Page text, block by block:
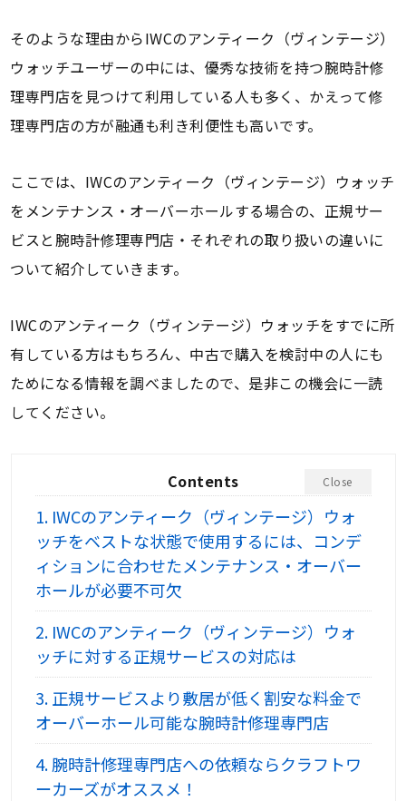
そのような理由からIWCのアンティーク（ヴィンテージ）
ウォッチユーザーの中には、優秀な技術を持つ腕時計修
理専門店を見つけて利用している人も多く、かえって修
理専門店の方が融通も利き利便性も高いです。
ここでは、IWCのアンティーク（ヴィンテージ）ウォッチ
をメンテナンス・オーバーホールする場合の、正規サー
ビスと腕時計修理専門店・それぞれの取り扱いの違いに
ついて紹介していきます。
IWCのアンティーク（ヴィンテージ）ウォッチをすでに所
有している方はもちろん、中古で購入を検討中の人にも
ためになる情報を調べましたので、是非この機会に一読
してください。
Contents Close
1.IWCのアンティーク（ヴィンテージ）ウォ
ッチをベストな状態で使用するには、コンデ
ィションに合わせたメンテナンス・オーバー
ホールが必要不可欠
2.IWCのアンティーク（ヴィンテージ）ウォ
ッチに対する正規サービスの対応は
3.正規サービスより敷居が低く割安な料金で
オーバーホール可能な腕時計修理専門店
4.腕時計修理専門店への依頼ならクラフトワ
ーカーズがオススメ！